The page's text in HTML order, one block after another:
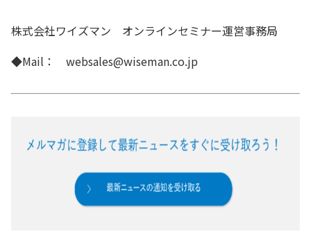
株式会社ワイズマン オンラインセミナー運営事務局
◆Mail： websales@wiseman.co.jp